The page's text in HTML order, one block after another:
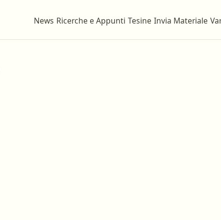
News Ricerche e Appunti Tesine Invia Materiale